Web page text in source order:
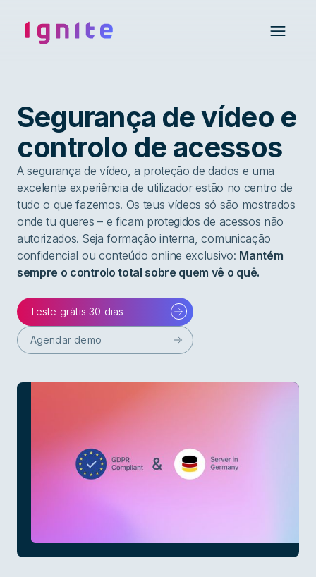
Ignite • Video Experience Cloud
Open
Segurança de vídeo e
controlo de acessos
A segurança de vídeo, a proteção de dados e uma
excelente experiência de utilizador estão no centro de
tudo o que fazemos. Os teus vídeos só são mostrados
onde tu queres – e ficam protegidos de acessos não
autorizados. Seja formação interna, comunicação
confidencial ou conteúdo online exclusivo: Mantém
sempre o controlo total sobre quem vê o quê.
Teste grátis 30 dias
Agendar demo